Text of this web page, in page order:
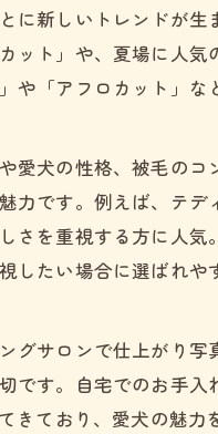
に新しいトレンドが生
ット」や、夏場に人気
や「アフロカット」な
愛犬の性格、被毛のコ
力です。例えば、テデ
さを重視する方に人気
したい場合に選ばれや
グサロンで仕上がり写
す。自宅でのお手入
きており、愛犬の魅力